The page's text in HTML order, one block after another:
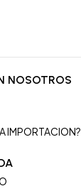
NOSOTROS
IMPORTACION?